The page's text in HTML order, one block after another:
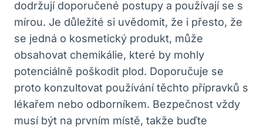
dodržují doporučené postupy a používají se s
mírou. Je důležité si uvědomit, že i přesto, že
se jedná o kosmetický produkt, může
obsahovat chemikálie, které by mohly
potenciálně poškodit plod. Doporučuje se
proto konzultovat používání těchto přípravků s
lékařem nebo odborníkem. Bezpečnost vždy
musí být na prvním místě, takže buďte